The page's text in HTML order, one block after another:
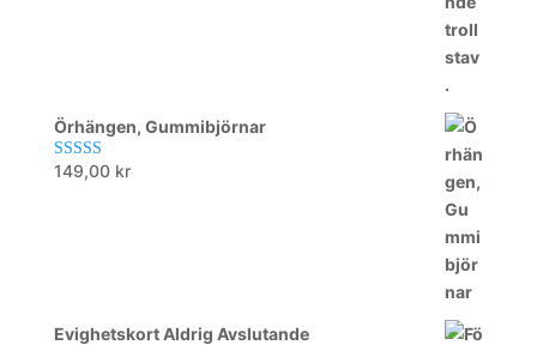
Örhängen, Gummibjörnar
Betygsatt
149,00 kr
Evighetskort Aldrig Avslutande